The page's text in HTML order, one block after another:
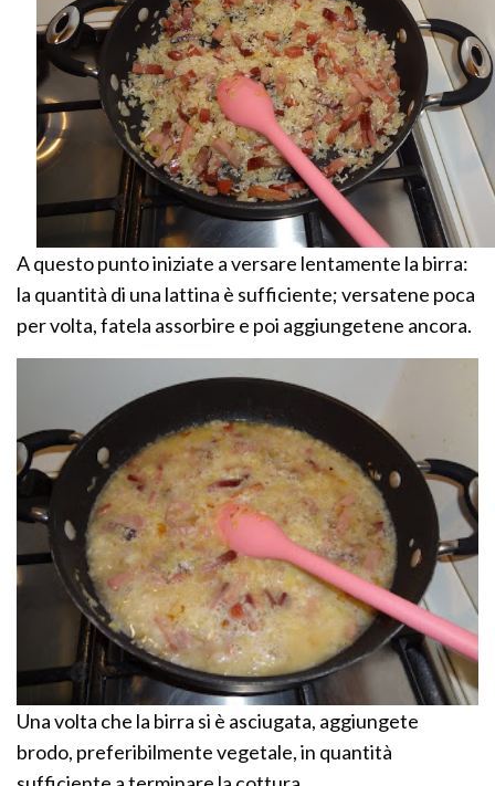
A questo punto iniziate a versare lentamente la birra:
la quantità di una lattina è sufficiente; versatene poca
per volta, fatela assorbire e poi aggiungetene ancora.
Una volta che la birra si è asciugata, aggiungete
brodo, preferibilmente vegetale, in quantità